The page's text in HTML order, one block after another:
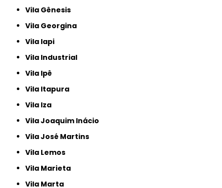
Vila Gênesis
Vila Georgina
Vila Iapi
Vila Industrial
Vila Ipê
Vila Itapura
Vila Iza
Vila Joaquim Inácio
Vila José Martins
Vila Lemos
Vila Marieta
Vila Marta